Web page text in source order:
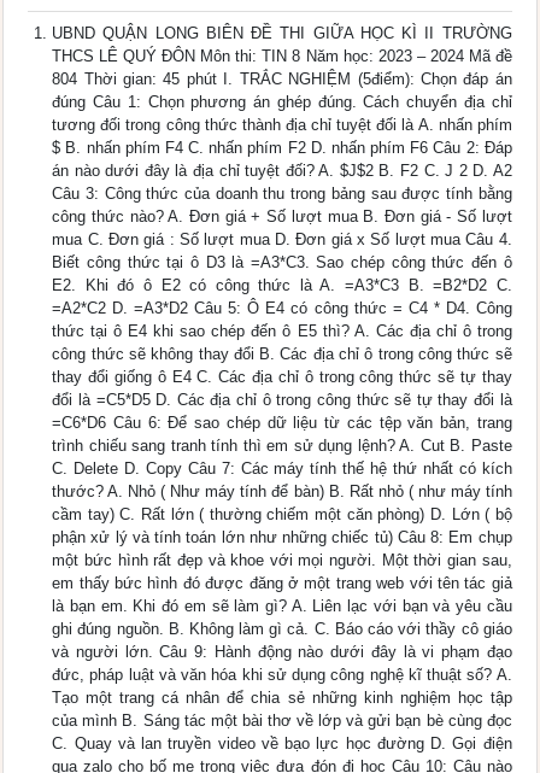
UBND QUẬN LONG BIÊN ĐỀ THI GIỮA HỌC KÌ II TRƯỜNG
THCS LÊ QUÝ ĐÔN Môn thi: TIN 8 Năm học: 2023 – 2024 Mã đề
804 Thời gian: 45 phút I. TRẮC NGHIỆM (5điểm): Chọn đáp án
đúng Câu 1: Chọn phương án ghép đúng. Cách chuyển địa chỉ
tương đối trong công thức thành địa chỉ tuyệt đối là A. nhấn phím
$ B. nhấn phím F4 C. nhấn phím F2 D. nhấn phím F6 Câu 2: Đáp
án nào dưới đây là địa chỉ tuyệt đối? A. $J$2 B. F2 C. J 2 D. A2
Câu 3: Công thức của doanh thu trong bảng sau được tính bằng
công thức nào? A. Đơn giá + Số lượt mua B. Đơn giá - Số lượt
mua C. Đơn giá : Số lượt mua D. Đơn giá x Số lượt mua Câu 4.
Biết công thức tại ô D3 là =A3*C3. Sao chép công thức đến ô
E2. Khi đó ô E2 có công thức là A. =A3*C3 B. =B2*D2 C.
=A2*C2 D. =A3*D2 Câu 5: Ô E4 có công thức = C4 * D4. Công
thức tại ô E4 khi sao chép đến ô E5 thì? A. Các địa chỉ ô trong
công thức sẽ không thay đổi B. Các địa chỉ ô trong công thức sẽ
thay đổi giống ô E4 C. Các địa chỉ ô trong công thức sẽ tự thay
đổi là =C5*D5 D. Các địa chỉ ô trong công thức sẽ tự thay đổi là
=C6*D6 Câu 6: Để sao chép dữ liệu từ các tệp văn bản, trang
trình chiếu sang tranh tính thì em sử dụng lệnh? A. Cut B. Paste
C. Delete D. Copy Câu 7: Các máy tính thế hệ thứ nhất có kích
thước? A. Nhỏ ( Như máy tính để bàn) B. Rất nhỏ ( như máy tính
cầm tay) C. Rất lớn ( thường chiếm một căn phòng) D. Lớn ( bộ
phận xử lý và tính toán lớn như những chiếc tủ) Câu 8: Em chụp
một bức hình rất đẹp và khoe với mọi người. Một thời gian sau,
em thấy bức hình đó được đăng ở một trang web với tên tác giả
là bạn em. Khi đó em sẽ làm gì? A. Liên lạc với bạn và yêu cầu
ghi đúng nguồn. B. Không làm gì cả. C. Báo cáo với thầy cô giáo
và người lớn. Câu 9: Hành động nào dưới đây là vi phạm đạo
đức, pháp luật và văn hóa khi sử dụng công nghệ kĩ thuật số? A.
Tạo một trang cá nhân để chia sẻ những kinh nghiệm học tập
của mình B. Sáng tác một bài thơ về lớp và gửi bạn bè cùng đọc
C. Quay và lan truyền video về bạo lực học đường D. Gọi điện
qua zalo cho bố mẹ trong việc đưa đón đi học Câu 10: Câu nào